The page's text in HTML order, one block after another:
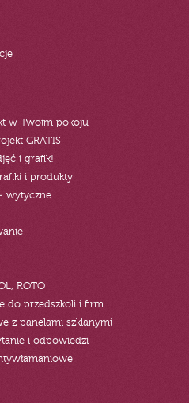
w Twoim pokoju
GRATIS
i grafik!
i produkty
wytyczne
ROTO
do przedszkoli i firm
z panelami szklanymi
i odpowiedzi